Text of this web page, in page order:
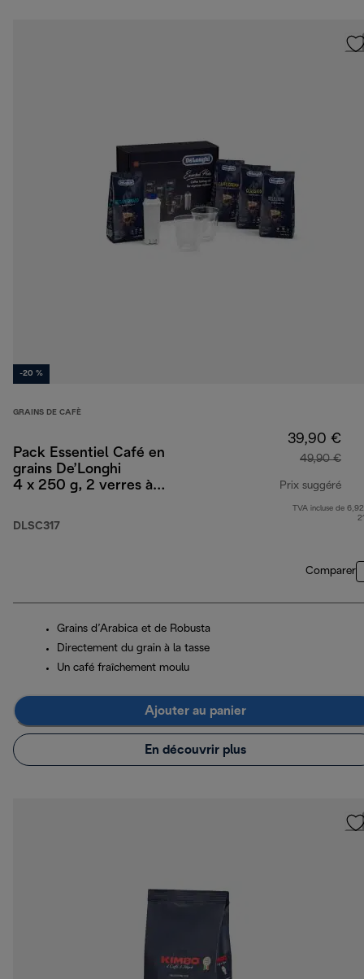
-20 %
GRAINS DE CAFÈ
Pack Essentiel Café en
grains De’Longhi
4 x 250 g, 2 verres à
eau
DLSC317
39,90 €
49,90 €
Prix suggéré
TVA incluse de
Comparer
Grains d’Arabica et de Robusta
Directement du grain à la tasse
Un café fraîchement moulu
Ajouter au panier
En découvrir plus